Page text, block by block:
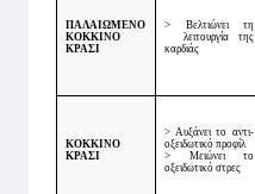
ΠΑΛΑΙΩΜΕΝΟ
ΚΟΚΚΙΝΟ
ΚΡΑΣΙ
> Βελτιώνει τη
λειτουργία της
καρδιάς
ΚΟΚΚΙΝΟ
ΚΡΑΣΙ
> Αυξάνει το αντι-
οξειδωτικό προφίλ
> Μειώνει το
οξειδωτικό στρες